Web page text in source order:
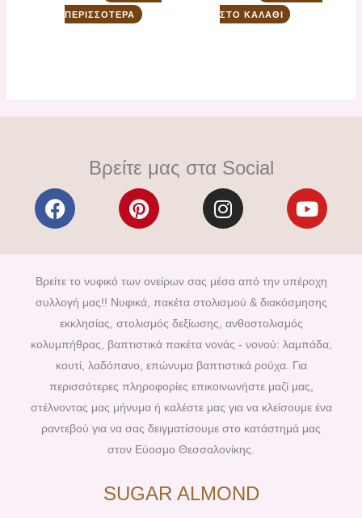
ΠΕΡΙΣΣΌΤΕΡΑ ΣΤΟ ΚΑΛΆΘΙ
Βρείτε μας στα Social
F
a
e
b
o
o
k
P
i
t
e
r
e
s
t
I
n
t
a
g
r
a
m
Y
o
t
u
b
Βρείτε το νυφικό των ονείρων σας μέσα από την υπέροχη
συλλογή μας!! Νυφικά, πακέτα στολισμού & διακόσμησης
εκκλησίας, στολισμός δεξίωσης, ανθοστολισμός
κολυμπήθρας, βαπτιστικά πακέτα νονάς - νονού: λαμπάδα,
κουτί, λαδόπανο, επώνυμα βαπτιστικά ρούχα. Για
περισσότερες πληροφορίες επικοινωνήστε μαζί μας,
στέλνοντας μας μήνυμα ή καλέστε μας για να κλείσουμε ένα
ραντεβού για να σας δειγματίσουμε στο κατάστημά μας
στον Εύοσμο Θεσσαλονίκης.
SUGAR ALMOND